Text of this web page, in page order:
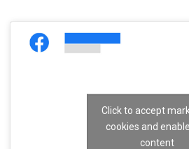
Click to accept
cookies and
content